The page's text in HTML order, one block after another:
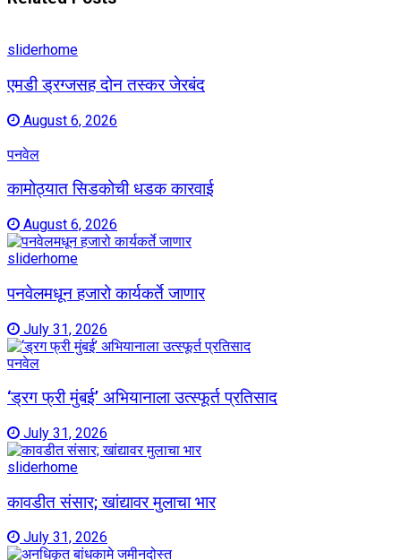
sliderhome
एमडी ड्रग्जसह दोन तस्कर जेरबंद
August 6, 2026
पनवेल
कामोठ्यात सिडकोची धडक कारवाई
August 6, 2026
sliderhome
पनवेलमधून हजारो कार्यकर्ते जाणार
July 31, 2026
पनवेल
‘ड्रग फ्री मुंबई’ अभियानाला उत्स्फूर्त प्रतिसाद
July 31, 2026
sliderhome
कावडीत संसार; खांद्यावर मुलाचा भार
July 31, 2026